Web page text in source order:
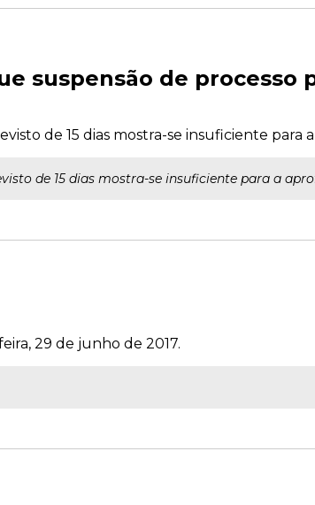
suspensão de processo
de 15 dias mostra-se insuficiente para
de 15 dias mostra-se insuficiente para a
29 de junho de 2017.